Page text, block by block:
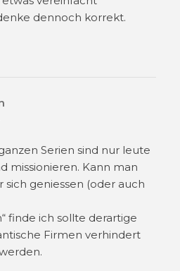
dennoch korrekt.
Serien sind nur leute
missionieren. Kann man
sich geniessen (oder auch
finde ich sollte derartige
Firmen verhindert